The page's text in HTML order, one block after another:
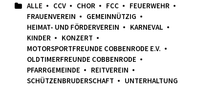
ALLE CCV CHOR FCC
FEUERWEHR
FRAUENVEREIN
GEMEINNÜTZIG
HEIMAT- UND FÖRDERVEREIN
KARNEVAL
KINDER
KONZERT
MOTORSPORTFREUNDE COBBENRODE E.V.
OLDTIMERFREUNDE COBBENRODE
PFARRGEMEINDE
REITVEREIN
SCHÜTZENBRUDERSCHAFT
UNTERHALTUNG